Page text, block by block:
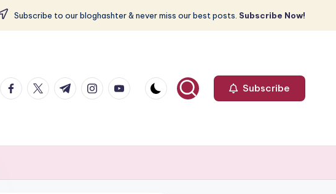
Subscribe to our bloghashter & never miss our best posts. Subscribe Now!
facebook.com
twitter.com
t.me instagram.com
youtube.com Subscribe